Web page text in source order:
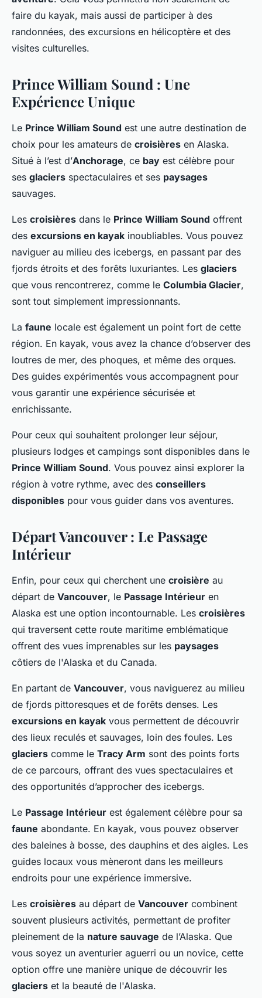
faire du kayak, mais aussi de participer à des
randonnées, des excursions en hélicoptère et des
visites culturelles.
Prince William Sound : Une
Expérience Unique
Le Prince William Sound est une autre destination de
choix pour les amateurs de croisières en Alaska.
Situé à l’est d’Anchorage, ce bay est célèbre pour
ses glaciers spectaculaires et ses paysages
sauvages.
Les croisières dans le Prince William Sound offrent
des excursions en kayak inoubliables. Vous pouvez
naviguer au milieu des icebergs, en passant par des
fjords étroits et des forêts luxuriantes. Les glaciers
que vous rencontrerez, comme le Columbia Glacier,
sont tout simplement impressionnants.
La faune locale est également un point fort de cette
région. En kayak, vous avez la chance d’observer des
loutres de mer, des phoques, et même des orques.
Des guides expérimentés vous accompagnent pour
vous garantir une expérience sécurisée et
enrichissante.
Pour ceux qui souhaitent prolonger leur séjour,
plusieurs lodges et campings sont disponibles dans le
Prince William Sound. Vous pouvez ainsi explorer la
région à votre rythme, avec des conseillers
disponibles pour vous guider dans vos aventures.
Départ Vancouver : Le Passage
Intérieur
Enfin, pour ceux qui cherchent une croisière au
départ de Vancouver, le Passage Intérieur en
Alaska est une option incontournable. Les croisières
qui traversent cette route maritime emblématique
offrent des vues imprenables sur les paysages
côtiers de l'Alaska et du Canada.
En partant de Vancouver, vous naviguerez au milieu
de fjords pittoresques et de forêts denses. Les
excursions en kayak vous permettent de découvrir
des lieux reculés et sauvages, loin des foules. Les
glaciers comme le Tracy Arm sont des points forts
de ce parcours, offrant des vues spectaculaires et
des opportunités d’approcher des icebergs.
Le Passage Intérieur est également célèbre pour sa
faune abondante. En kayak, vous pouvez observer
des baleines à bosse, des dauphins et des aigles. Les
guides locaux vous mèneront dans les meilleurs
endroits pour une expérience immersive.
Les croisières au départ de Vancouver combinent
souvent plusieurs activités, permettant de profiter
pleinement de la nature sauvage de l’Alaska. Que
vous soyez un aventurier aguerri ou un novice, cette
option offre une manière unique de découvrir les
glaciers et la beauté de l'Alaska.